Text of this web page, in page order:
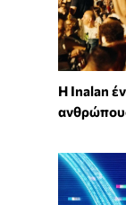
Η Inalan